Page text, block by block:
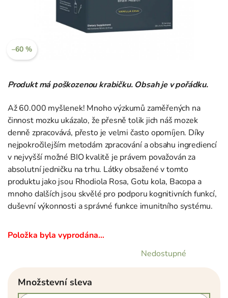
Produkt má poškozenou krabičku. Obsah je v pořádku.
Až 60.000 myšlenek! Mnoho výzkumů zaměřených na
činnost mozku ukázalo, že přesně tolik jich náš mozek
denně zpracovává, přesto je velmi často opomíjen. Díky
nejpokročilejším metodám zpracování a obsahu ingrediencí
v nejvyšší možné BIO kvalitě je právem považován za
absolutní jedničku na trhu. Látky obsažené v tomto
produktu jako jsou Rhodiola Rosa, Gotu kola, Bacopa a
mnoho dalších jsou skvělé pro podporu kognitivních funkcí,
duševní výkonnosti a správné funkce imunitního systému.
Položka byla vyprodána…
Nedostupné
Množstevní sleva
–60 %